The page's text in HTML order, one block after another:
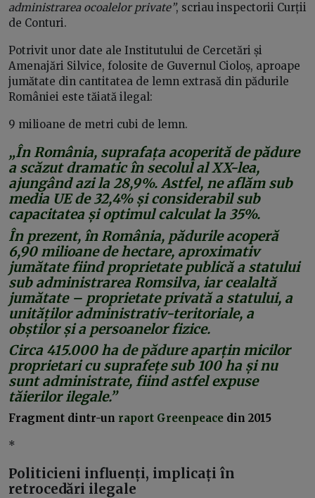
administrarea ocoalelor private”, scriau inspectorii Curții
de Conturi.
Potrivit unor date ale Institutului de Cercetări și
Amenajări Silvice, folosite de Guvernul Cioloș, aproape
jumătate din cantitatea de lemn extrasă din pădurile
României este tăiată ilegal:
9 milioane de metri cubi de lemn.
„ÎnRomânia, suprafața acoperită de pădure
a scăzut dramatic în secolul al XX-lea,
ajungând azi la 28,9%. Astfel, ne aflăm sub
media UE de 32,4% și considerabil sub
capacitatea și optimul calculat la 35%.
În prezent, în România, pădurile acoperă
6,90 milioane de hectare, aproximativ
jumătate fiind proprietate publică a statului
sub administrarea Romsilva, iar cealaltă
jumătate – proprietate privată a statului, a
unitățiloradministrativ-teritoriale, a
obștilor și a persoanelor fizice.
Circa 415.000 ha de pădure aparțin micilor
proprietari cu suprafețesub 100 ha și nu
sunt administrate, fiind astfel expuse
tăierilor ilegale.”
Fragment dintr-un raport Greenpeace din 2015
*
Politicieni influenți, implicați în
retrocedări ilegale